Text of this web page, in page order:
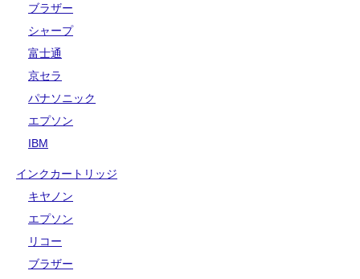
ブラザー
シャープ
富士通
京セラ
パナソニック
エプソン
IBM
インクカートリッジ
キヤノン
エプソン
リコー
ブラザー